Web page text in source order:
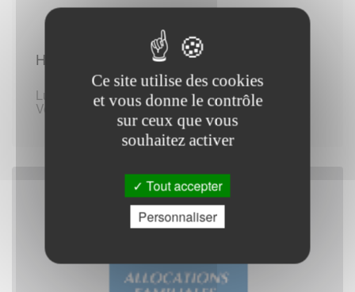
Horaires d'ouverture :
Lundi au Mercredi de 08:30 - 16:15
Vendredi de 08:30 - 16:15
Ce site utilise des cookies
et vous donne le contrôle
sur ceux que vous
souhaitez activer
Tout accepter
Personnaliser